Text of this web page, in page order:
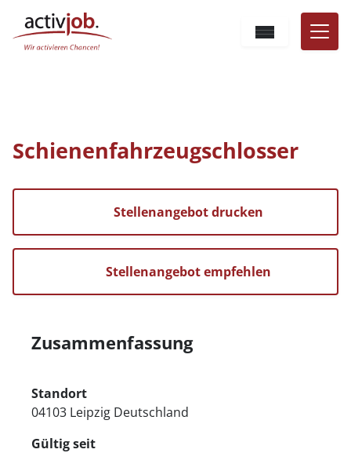
Hauptnavigation
Zum Inhalt
Sprache
Schienenfahrzeugschlosser
Stellenangebot drucken
Stellenangebot empfehlen
Zusammenfassung
Standort
04103 Leipzig Deutschland
Gültig seit